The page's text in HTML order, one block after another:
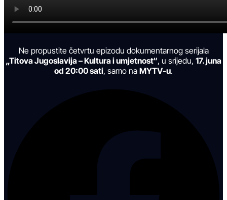
Ne propustite četvrtu epizodu dokumentarnog serijala
„Titova Jugoslavija – Kultura i umjetnost“, u srijedu, 17. juna
od 20:00 sati, samo na MYTV-u.